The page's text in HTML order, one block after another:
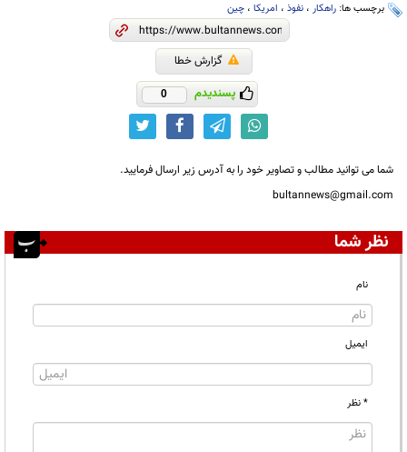
برچسب ها: راهکار ، نفوذ ، امریکا ، چین
گزارش خطا
پسندیدم 0
شما می توانید مطالب و تصاویر خود را به آدرس زیر ارسال فرمایید.
bultannews@gmail.com
نظر شما
نام
ایمیل
* نظر